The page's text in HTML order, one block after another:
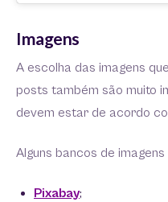
Imagens
A escolha das imagens
posts também são muito
devem estar de acordo
Alguns bancos de
Pixabay;